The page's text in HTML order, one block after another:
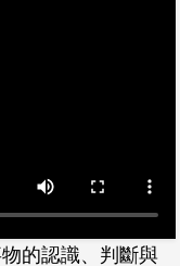
的認識、判斷與